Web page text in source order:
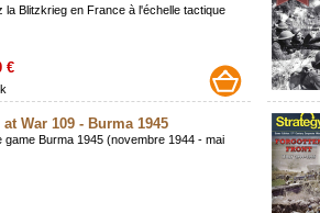
la Blitzkrieg en France à l'échelle tactique
€
War 109 - Burma 1945
game Burma 1945 (novembre 1944 - mai